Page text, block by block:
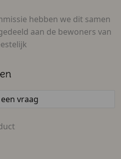
hebben we dit samen
aan de bewoners van
vraag